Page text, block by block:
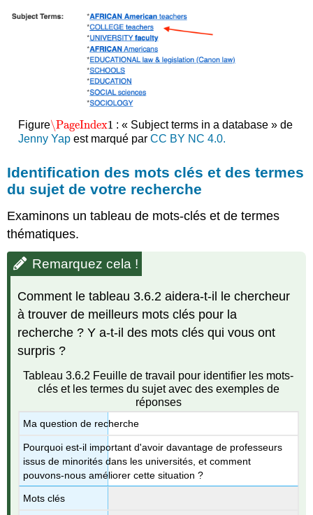
Figure\PageIndex1
\PageIndex1 : « Subject terms in a database » de
Jenny Yapest marqué par CC BY NC 4.0.
Identification des mots clés et des termes
du sujet de votre recherche
Examinons un tableau de mots-clés et de termes
thématiques.
Remarquez cela !
Comment le tableau 3.6.2 aidera-t-il le chercheur
à trouver de meilleurs mots clés pour la
recherche ? Y a-t-il des mots clés qui vous ont
surpris ?
Tableau 3.6.2 Feuille de travail pour identifier les mots-
clés et les termes du sujet avec des exemples de
réponses
Ma question de recherche
Pourquoi est-il important d'avoir davantage de professeurs
issus de minorités dans les universités, et comment
pouvons-nous améliorer cette situation ?
Mots clés